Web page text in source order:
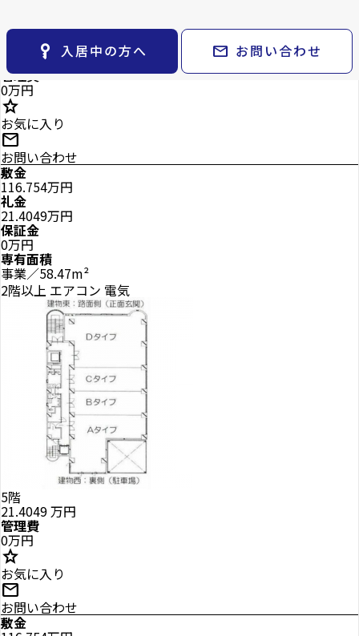
検索条件
閲覧履歴 keyboard_arrow_right
マイホームを考え始めたら
ご購入の流れ・諸費用
key_vertical 入居中の方へ mail お問い合わせ
21.4049 万円
管理費
0万円
star
お気に入り
mail
お問い合わせ
敷金
116.754万円
礼金
21.4049万円
保証金
0万円
専有面積
事業／58.47m²
2階以上 エアコン 電気
5階
21.4049万円
管理費
0万円
star
お気に入り
mail
お問い合わせ
敷金